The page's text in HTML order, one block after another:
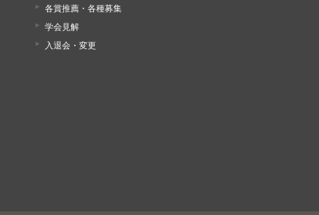
各賞推薦・各種募集
学会見解
入退会・変更